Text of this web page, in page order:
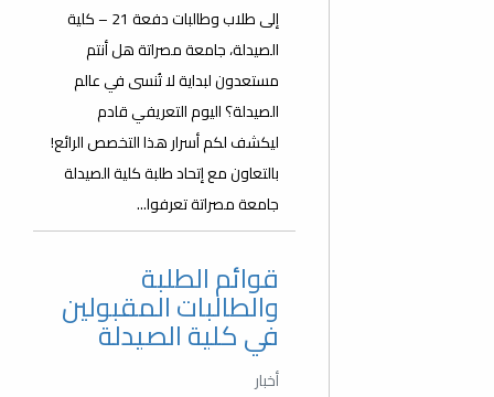
إلى طلاب وطالبات دفعة 21 – كلية
الصيدلة، جامعة مصراتة هل أنتم
مستعدون لبداية لا تُنسى في عالم
الصيدلة؟ اليوم التعريفي قادم
ليكشف لكم أسرار هذا التخصص الرائع!
بالتعاون مع إتحاد طلبة كلية الصيدلة
جامعة مصراتة تعرفوا...
قوائم الطلبة
والطالبات المقبولين
في كلية الصيدلة
أخبار